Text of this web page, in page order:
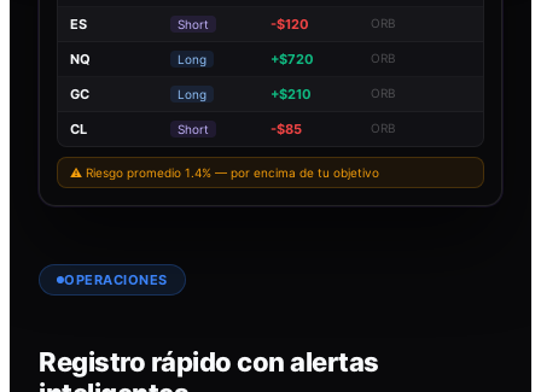
ES Short -$120 ORB
NQ Long +$720 ORB
GC Long +$210 ORB
CL Short -$85 ORB
⚠ Riesgo promedio 1.4% — por encima de tu objetivo
OPERACIONES
Registro rápido con alertas